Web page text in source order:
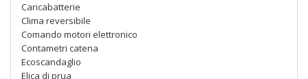
Caricabatterie
Clima reversibile
Comando motori elettronico
Contametri catena
Ecoscandaglio
Elica di prua